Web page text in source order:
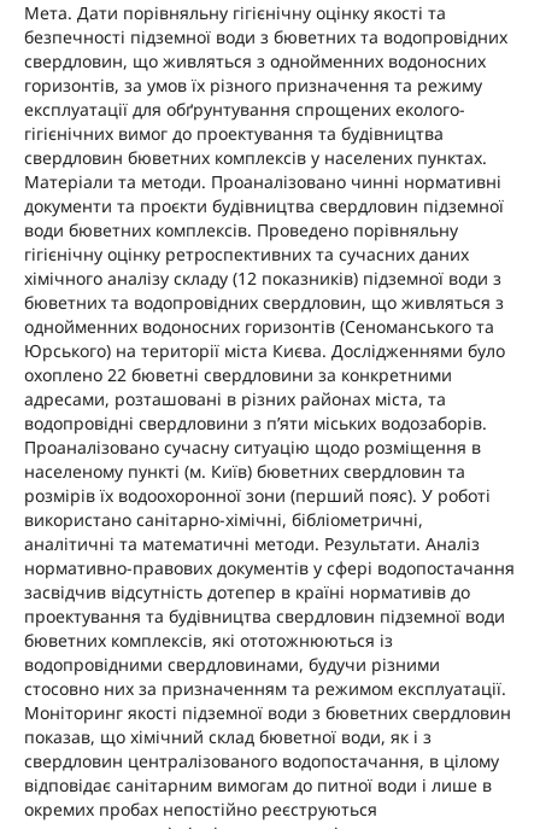
Мета. Дати порівняльну гігієнічну оцінку якості та
безпечності підземної води з бюветних та водопровідних
свердловин, що живляться з однойменних водоносних
горизонтів, за умов їх різного призначення та режиму
експлуатації для обґрунтування спрощених еколого-
гігієнічних вимог до проектування та будівництва
свердловин бюветних комплексів у населених пунктах.
Матеріали та методи. Проаналізовано чинні нормативні
документи та проєкти будівництва свердловин підземної
води бюветних комплексів. Проведено порівняльну
гігієнічну оцінку ретроспективних та сучасних даних
хімічного аналізу складу (12 показників) підземної води з
бюветних та водопровідних свердловин, що живляться з
однойменних водоносних горизонтів (Сеноманського та
Юрського) на території міста Києва. Дослідженнями було
охоплено 22 бюветні свердловини за конкретними
адресами, розташовані в різних районах міста, та
водопровідні свердловини з п’яти міських водозаборів.
Проаналізовано сучасну ситуацію щодо розміщення в
населеному пункті (м. Київ) бюветних свердловин та
розмірів їх водоохоронної зони (перший пояс). У роботі
використано санітарно-хімічні, бібліометричні,
аналітичні та математичні методи. Результати. Аналіз
нормативно-правових документів у сфері водопостачання
засвідчив відсутність дотепер в країні нормативів до
проектування та будівництва свердловин підземної води
бюветних комплексів, які ототожнюються із
водопровідними свердловинами, будучи різними
стосовно них за призначенням та режимом експлуатації.
Моніторинг якості підземної води з бюветних свердловин
показав, що хімічний склад бюветної води, як і з
свердловин централізованого водопостачання, в цілому
відповідає санітарним вимогам до питної води і лише в
окремих пробах непостійно реєструються